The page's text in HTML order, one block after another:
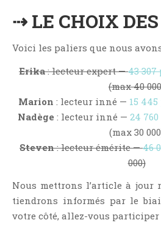
LGBT
Littérature Classique
Littérature Contemporaine
Littérature Étrangère
Littérature Gay
Manga
New Adult
⇢ LE CHOIX
Voici les paliers que nous
Erika: lecteur expert —43 307
(max 40
Marion : lecteur inné — 15
Nadège : lecteur inné — 24
(max 30
Steven: lecteur émérite —46
000)
Nous mettrons l’article à jour
tiendrons informés par le
votre côté, allez-vous participer